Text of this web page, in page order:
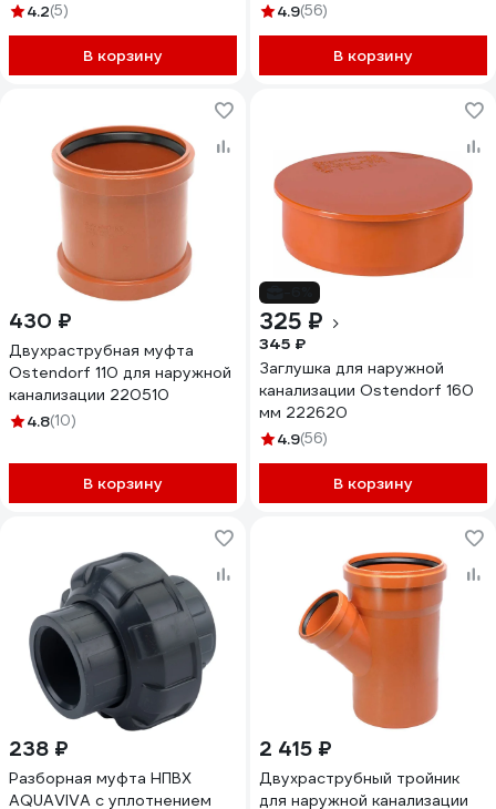
4.2(5)
В корзину
4.9(56)
В корзину
430 ₽
Двухраструбная муфта
Ostendorf 110 для наружной
канализации 220510
4.8(10)
В корзину
325 ₽
345 ₽
Заглушка для наружной
канализации Ostendorf 160
мм 222620
4.9(56)
В корзину
238 ₽
Разборная муфта НПВХ
AQUAVIVA c уплотнением
2 415 ₽
Двухраструбный тройник
для наружной канализации